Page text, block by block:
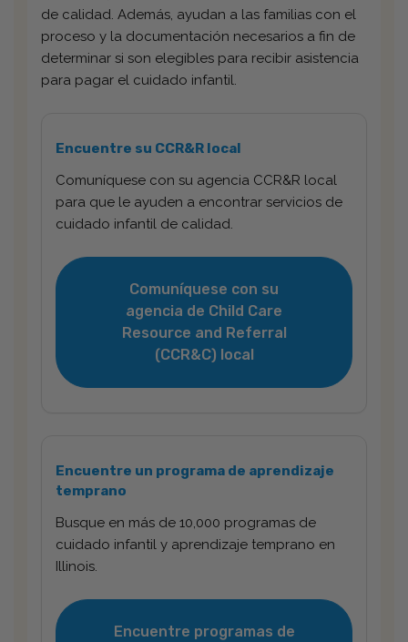
de calidad. Además, ayudan a las familias con el
proceso y la documentación necesarios a fin de
determinar si son elegibles para recibir asistencia
para pagar el cuidado infantil.
Encuentre su CCR&R local
Comuníquese con su agencia CCR&R local
para que le ayuden a encontrar servicios de
cuidado infantil de calidad.
Comuníquese con su
agencia de Child Care
Resource and Referral
(CCR&C) local
Encuentre un programa de aprendizaje
temprano
Busque en más de 10,000 programas de
cuidado infantil y aprendizaje temprano en
Illinois.
Encuentre programas de